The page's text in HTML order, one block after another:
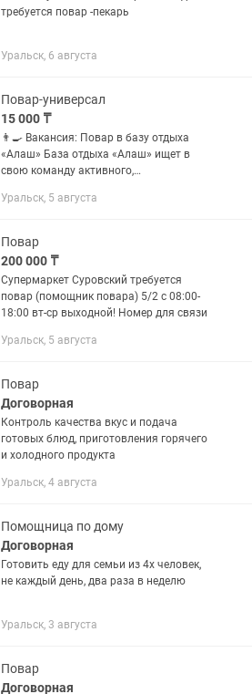
требуется повар -пекарь
Уральск, 6 августа
Повар-универсал
15 000 ₸
👨🍳 Вакансия: Повар в базу отдыха
«Алаш» База отдыха «Алаш» ищет в
свою команду активного,
дело повара! Если вы умеете вкусно
Уральск, 5 августа
Повар
200 000 ₸
Супермаркет Суровский требуется
повар (помощник повара) 5/2 с 08:00-
18:00 вт-ср выходной! Номер для связи
Уральск, 5 августа
Повар
Договорная
Контроль качества вкус и подача
готовых блюд, приготовления горячего
и холодного продукта
Уральск, 4 августа
Помощница по дому
Договорная
Готовить еду для семьи из 4х человек,
не каждый день, два раза в неделю
Уральск, 3 августа
Повар
Договорная